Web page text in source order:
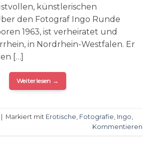
künstlerischen
den Fotograf Ingo Runde
1963, ist verheiratet und
in Nordrhein-Westfalen. Er
[…]
Weiterlesen →
| Markiert mit Erotische Fotografie Ingo
Kommentieren